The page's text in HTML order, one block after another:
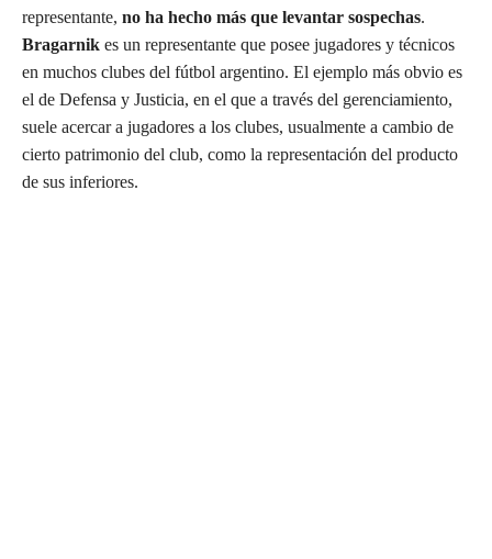
representante, no ha hecho más que levantar sospechas.
Bragarnik es un representante que posee jugadores y técnicos
en muchos clubes del fútbol argentino. El ejemplo más obvio es
el de Defensa y Justicia, en el que a través del gerenciamiento,
suele acercar a jugadores a los clubes, usualmente a cambio de
cierto patrimonio del club, como la representación del producto
de sus inferiores.